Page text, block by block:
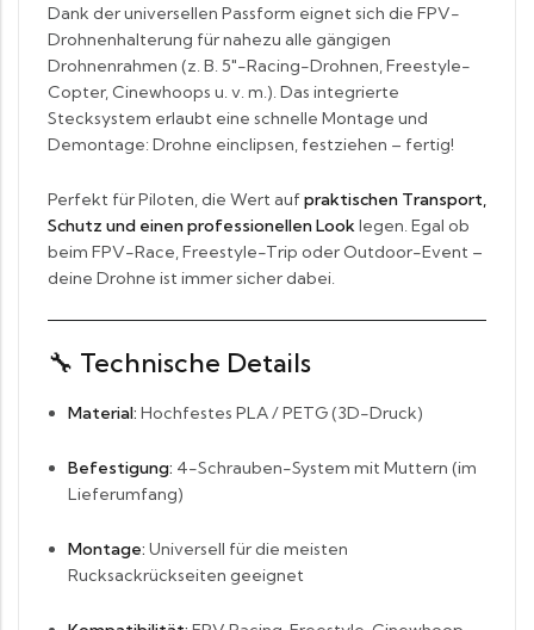
Dank der universellen Passform eignet sich die FPV-
Drohnenhalterung für nahezu alle gängigen
Drohnenrahmen (z. B. 5″-Racing-Drohnen, Freestyle-
Copter, Cinewhoops u. v. m.). Das integrierte
Stecksystem erlaubt eine schnelle Montage und
Demontage: Drohne einclipsen, festziehen – fertig!
Perfekt für Piloten, die Wert aufpraktischen Transport,
Schutz und einen professionellen Looklegen. Egal ob
beim FPV-Race, Freestyle-Trip oder Outdoor-Event –
deine Drohne ist immer sicher dabei.
🔧 Technische Details
Material: Hochfestes PLA / PETG (3D-Druck)
Befestigung: 4-Schrauben-System mit Muttern (im
Lieferumfang)
Montage: Universell für die meisten
Rucksackrückseiten geeignet